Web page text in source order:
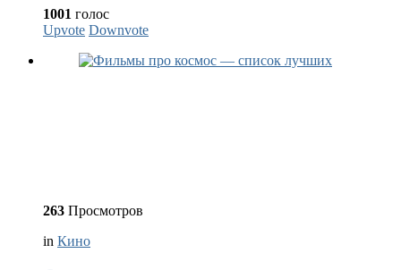
1001 голос
Upvote Downvote
263 Просмотров
in Кино